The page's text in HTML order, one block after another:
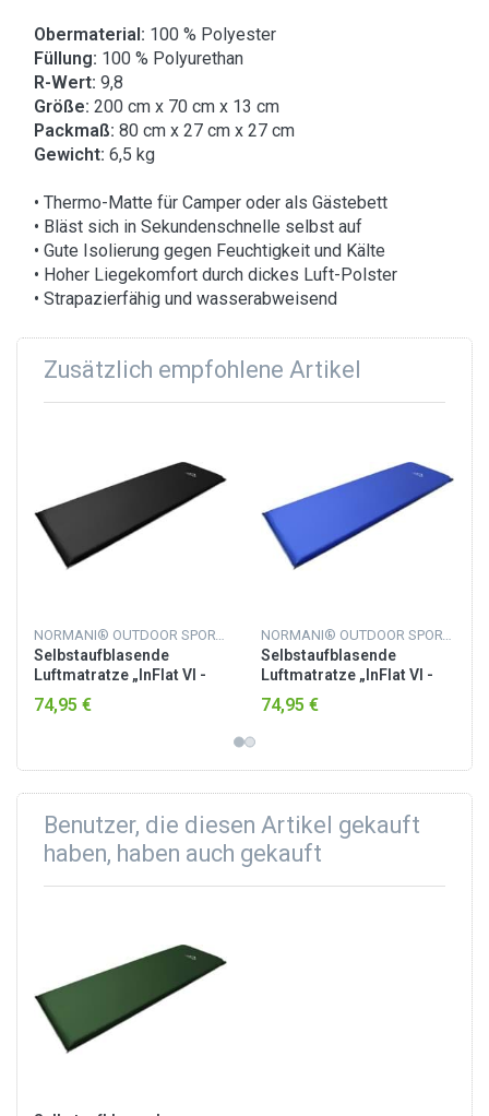
Obermaterial: 100 % Polyester
Füllung: 100 % Polyurethan
R-Wert: 9,8
Größe: 200 cm x 70 cm x 13 cm
Packmaß: 80 cm x 27 cm x 27 cm
Gewicht: 6,5 kg
• Thermo-Matte für Camper oder als Gästebett
• Bläst sich in Sekundenschnelle selbst auf
• Gute Isolierung gegen Feuchtigkeit und Kälte
• Hoher Liegekomfort durch dickes Luft-Polster
• Strapazierfähig und wasserabweisend
Zusätzlich empfohlene Artikel
NORMANI® OUTDOOR SPORTS
Selbstaufblasende
Luftmatratze „InFlat VI -
Nordland“ Schwarz
74,95 €
NORMANI® OUTDOOR SPORTS
Selbstaufblasende
Luftmatratze „InFlat VI -
Nordland“ Blau
74,95 €
Benutzer, die diesen Artikel gekauft
haben, haben auch gekauft